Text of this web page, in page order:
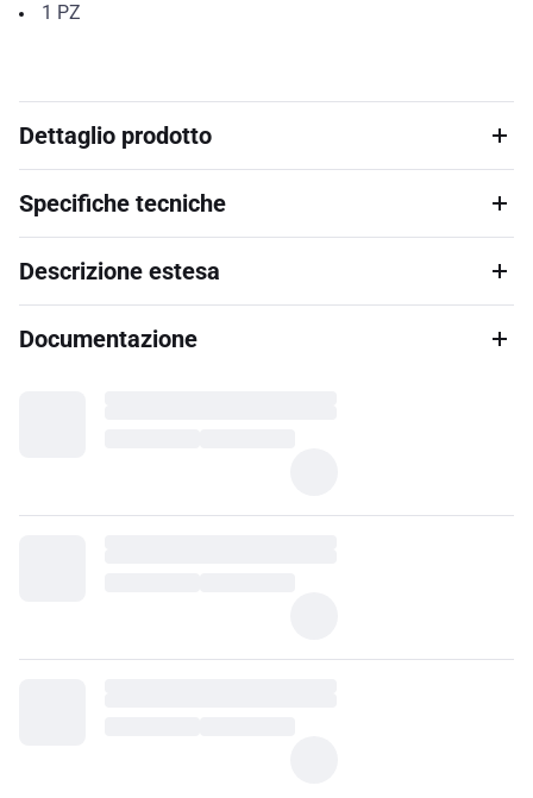
1 PZ
Dettaglio prodotto
Specifiche tecniche
Descrizione estesa
Documentazione